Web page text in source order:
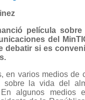
película
del
debatir si es
en varios medios
sobre la vida del
En algunos